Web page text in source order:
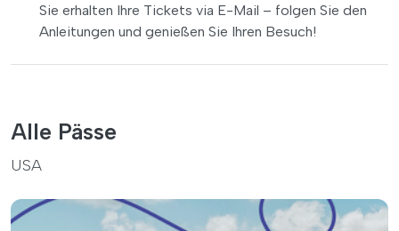
Sie erhalten Ihre Tickets via E-Mail – folgen Sie den
Anleitungen und genießen Sie Ihren Besuch!
Alle Pässe
USA